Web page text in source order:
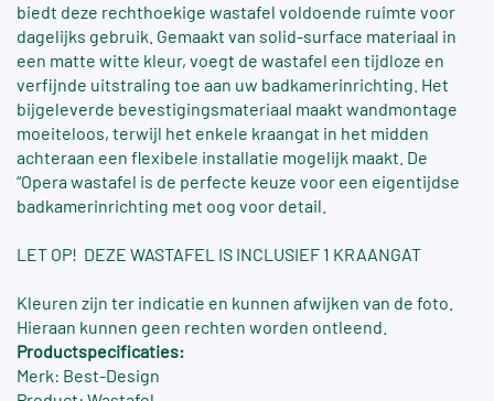
biedt deze rechthoekige wastafel voldoende ruimte voor
dagelijks gebruik. Gemaakt van solid-surface materiaal in
een matte witte kleur, voegt de wastafel een tijdloze en
verfijnde uitstraling toe aan uw badkamerinrichting. Het
bijgeleverde bevestigingsmateriaal maakt wandmontage
moeiteloos, terwijl het enkele kraangat in het midden
achteraan een flexibele installatie mogelijk maakt. De
“Opera wastafel is de perfecte keuze voor een eigentijdse
badkamerinrichting met oog voor detail.
LET OP! DEZE WASTAFEL IS INCLUSIEF 1 KRAANGAT
Kleuren zijn ter indicatie en kunnen afwijken van de foto.
Hieraan kunnen geen rechten worden ontleend.
Productspecificaties:
Merk: Best-Design